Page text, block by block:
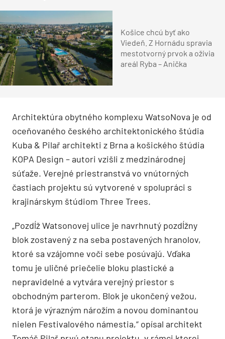
Košice chcú byť ako
Viedeň. Z Hornádu spravia
mestotvorný prvok a oživia
areál Ryba – Anička
Architektúra obytného komplexu WatsoNova je od
oceňovaného českého architektonického štúdia
Kuba & Pilař architekti z Brna a košického štúdia
KOPA Design – autori vzišli z medzinárodnej
súťaže. Verejné priestranstvá vo vnútorných
častiach projektu sú vytvorené v spolupráci s
krajinárskym štúdiom Three Trees.
„Pozdĺž Watsonovej ulice je navrhnutý pozdĺžny
blok zostavený z na seba postavených hranolov,
ktoré sa vzájomne voči sebe posúvajú. Vďaka
tomu je uličné priečelie bloku plastické a
nepravidelné a vytvára verejný priestor s
obchodným parterom. Blok je ukončený vežou,
ktorá je výrazným nárožím a novou dominantou
nielen Festivalového námestia,“ opísal architekt